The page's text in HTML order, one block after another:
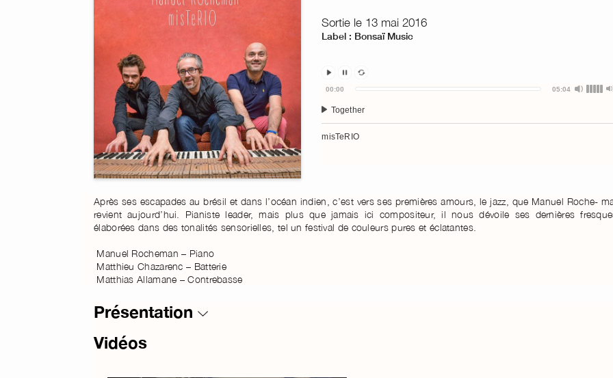
Sortie le 13 mai 2016
Label : Bonsaï Music
Audio
Player
Together
misTeRIO
00:00 05:04
Après ses escapades au brésil et dans l’océan indien, c’est vers ses premières amours, le jazz, que Manuel Roche-
revient aujourd’hui. Pianiste leader, mais plus que jamais ici compositeur, il nous dévoile ses dernières
élaborées dans des tonalités sensorielles, tel un festival de couleurs pures et éclatantes.
Manuel Rocheman – Piano
Matthieu Chazarenc – Batterie
Matthias Allamane – Contrebasse
Présentation
Vidéos